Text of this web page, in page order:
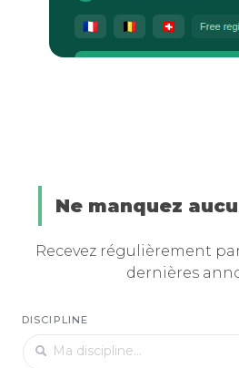
Ne manquez
Recevez régulièrement
dernières
DISCIPLINE